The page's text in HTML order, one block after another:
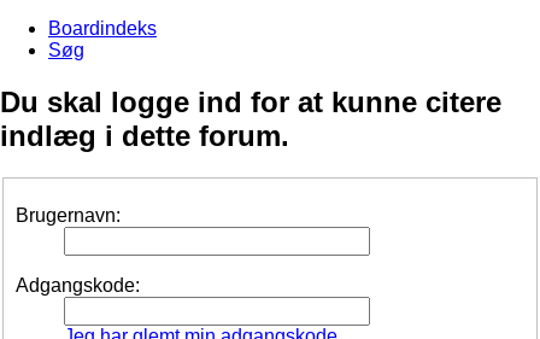
Boardindeks
Søg
Du skal logge ind for at kunne citere
indlæg i dette forum.
Brugernavn:
Adgangskode: